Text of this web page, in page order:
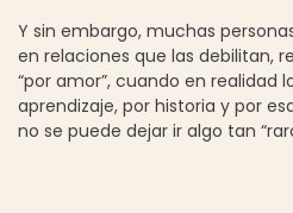
Y sin embargo, muchas
en relaciones que las debilitan,
“por amor”, cuando en realidad
aprendizaje, por historia y por
no se puede dejar ir algo tan